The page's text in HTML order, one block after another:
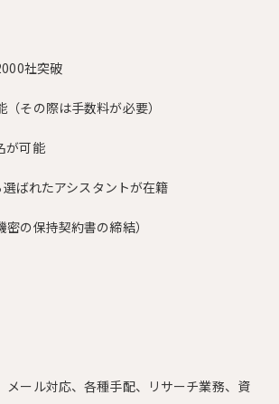
社突破
その際は手数料が必要）
が可能
ばれたアシスタントが在籍
の保持契約書の締結）
メール対応、各種手配、リサーチ業務、資